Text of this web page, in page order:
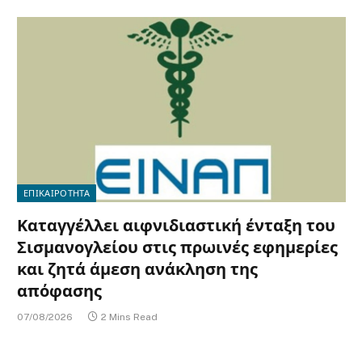
ΕΠΙΚΑΙΡΟΤΗΤΑ
Καταγγέλλει αιφνιδιαστική ένταξη του
Σισμανογλείου στις πρωινές εφημερίες
και ζητά άμεση ανάκληση της
απόφασης
07/08/2026 2 Mins Read